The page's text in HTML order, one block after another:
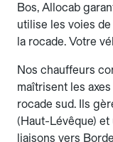
Bos, Allocab
utilise les voies
la rocade. Votre
Nos chauffeurs
maîtrisent les
rocade sud. Ils
(Haut-Lévêque) et
liaisons vers